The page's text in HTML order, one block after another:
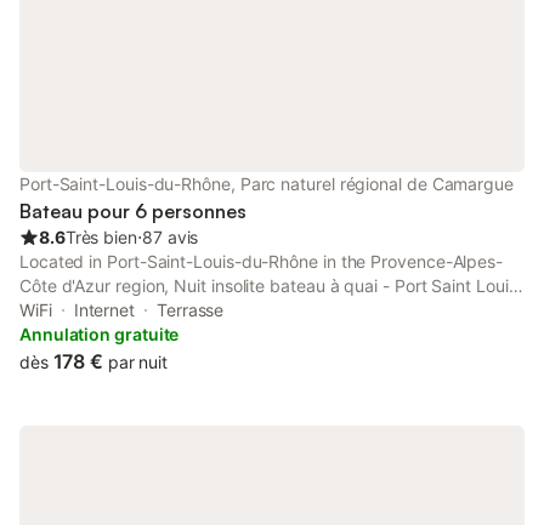
Port-Saint-Louis-du-Rhône, Parc naturel régional de Camargue
Bateau pour 6 personnes
8.6Très bien⋅87 avis
Located in Port-Saint-Louis-du-Rhône in the Provence-Alpes-
Côte d'Azur region, Nuit insolite bateau à quai - Port Saint Louis
du Rhône has a garden. This property offers access to a
terrace, free private parking and free WiFi.
WiFi Internet
Terrasse
Annulation gratuite
dès 178 € par nuit